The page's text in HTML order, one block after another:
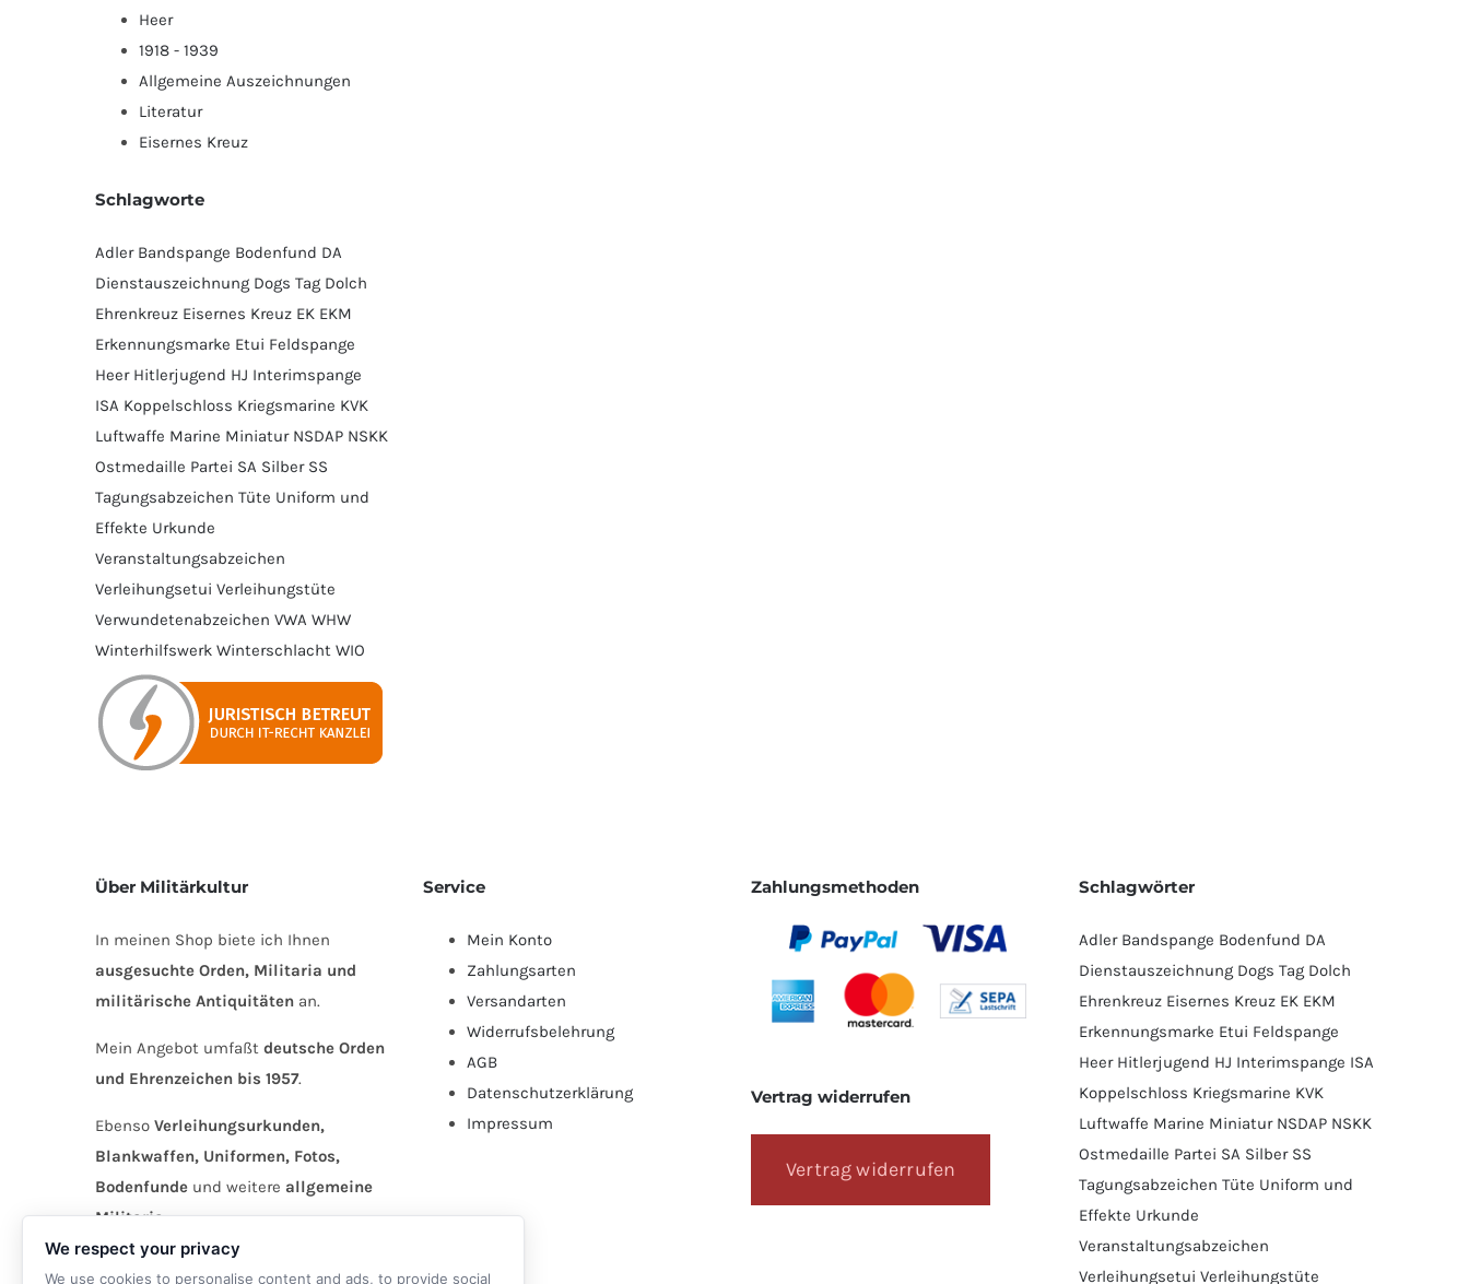
Heer
1918 - 1939
Allgemeine Auszeichnungen
Literatur
Eisernes Kreuz
Schlagworte
Adler Bandspange Bodenfund DA
Dienstauszeichnung Dogs Tag Dolch
Ehrenkreuz Eisernes Kreuz EK EKM
Erkennungsmarke Etui Feldspange
Heer Hitlerjugend HJ Interimspange
ISA Koppelschloss Kriegsmarine KVK
Luftwaffe Marine Miniatur NSDAP NSKK
Ostmedaille Partei SA Silber SS
Tagungsabzeichen Tüte Uniform und
Effekte Urkunde
Veranstaltungsabzeichen
Verleihungsetui Verleihungstüte
Verwundetenabzeichen VWA WHW
Winterhilfswerk Winterschlacht WIO
Über Militärkultur
In meinen Shop biete ich Ihnen
ausgesuchte Orden, Militaria und
militärische Antiquitäten an.
Mein Angebot umfaßt deutsche Orden
und Ehrenzeichen bis 1957.
Ebenso Verleihungsurkunden,
Blankwaffen, Uniformen, Fotos,
Bodenfunde und weitere allgemeine
Militaria.
Service
Mein Konto
Zahlungsarten
Versandarten
Widerrufsbelehrung
AGB
Datenschutzerklärung
Impressum
Zahlungsmethoden
Vertrag widerrufen
Vertrag widerrufen
Schlagwörter
Adler Bandspange Bodenfund DA
Dienstauszeichnung Dogs Tag Dolch
Ehrenkreuz Eisernes Kreuz EK EKM
Erkennungsmarke Etui Feldspange
Heer Hitlerjugend HJ Interimspange ISA
Koppelschloss Kriegsmarine KVK
Luftwaffe Marine Miniatur NSDAP NSKK
Ostmedaille Partei SA Silber SS
Tagungsabzeichen Tüte Uniform und
Effekte Urkunde
Veranstaltungsabzeichen
Verleihungsetui Verleihungstüte
We respect your privacy
We use cookies to personalise content and ads, to provide social